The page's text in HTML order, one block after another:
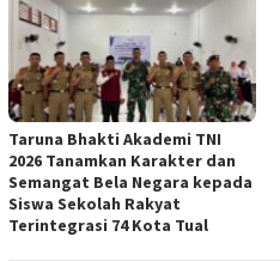
Taruna Bhakti Akademi TNI
2026 Tanamkan Karakter dan
Semangat Bela Negara kepada
Siswa Sekolah Rakyat
Terintegrasi 74 Kota Tual